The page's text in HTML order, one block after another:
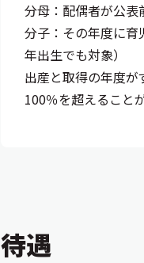
分母：配偶者が公
分子：その年度に
年出生でも対象）
出産と取得の年度
100％を超えること
待遇